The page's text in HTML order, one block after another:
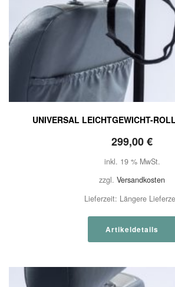
UNIVERSAL LEICHTGEWICHT-
299,00€
inkl. 19 % MwSt.
zzgl. Versandkosten
Lieferzeit: Längere
Artikeldetails